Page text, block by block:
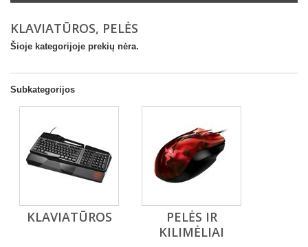
KLAVIATŪROS, PELĖS
Šioje kategorijoje prekių nėra.
Subkategorijos
KLAVIATŪROS
PELĖS IR
KILIMĖLIAI